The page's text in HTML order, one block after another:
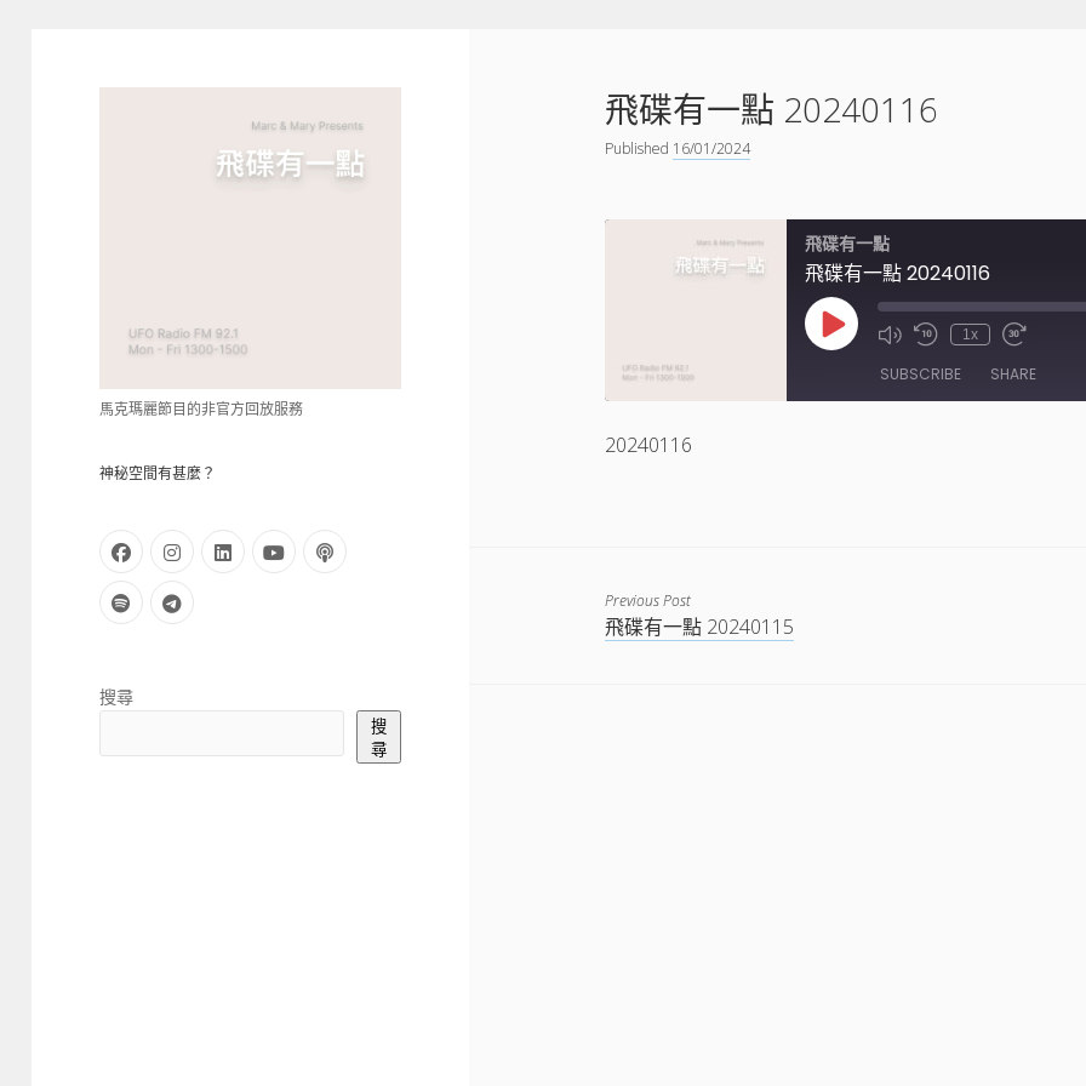
秘
空
間
馬克瑪麗節目的非官方回放服務
神秘空間有甚麼？
facebookinstagram
linkedinyoutubepodcast
spotifytelegram
Sidebar
搜尋
搜
尋
飛碟有一點 20240116
Published 16/01/2024
飛碟有一點
飛碟有一點 20240116
Play
Episode
1x
SUBSCRIBE SHARE
SHARE
20240116
Previous Post
飛碟有一點 20240115